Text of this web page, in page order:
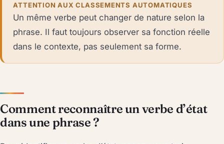
ATTENTION AUX CLASSEMENTS AUTOMATIQUES
Un même verbe peut changer de nature selon la
phrase. Il faut toujours observer sa fonction réelle
dans le contexte, pas seulement sa forme.
Comment reconnaître un verbe d’état
dans une phrase ?